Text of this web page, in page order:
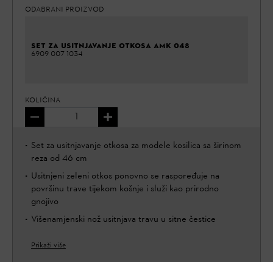
ODABRANI PROIZVOD
SET ZA USITNJAVANJE OTKOSA AMK 048
6909 007 1034
KOLIČINA
Set za usitnjavanje otkosa za modele kosilica sa širinom
reza od 46 cm
Usitnjeni zeleni otkos ponovno se raspoređuje na
površinu trave tijekom košnje i služi kao prirodno
gnojivo
Višenamjenski nož usitnjava travu u sitne čestice
Prikaži više